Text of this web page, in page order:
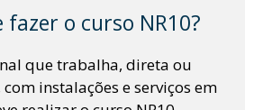
fazer o curso NR10?
que trabalha, direta ou
instalações e serviços em